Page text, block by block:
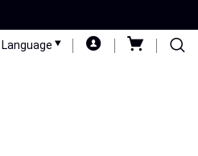
Language